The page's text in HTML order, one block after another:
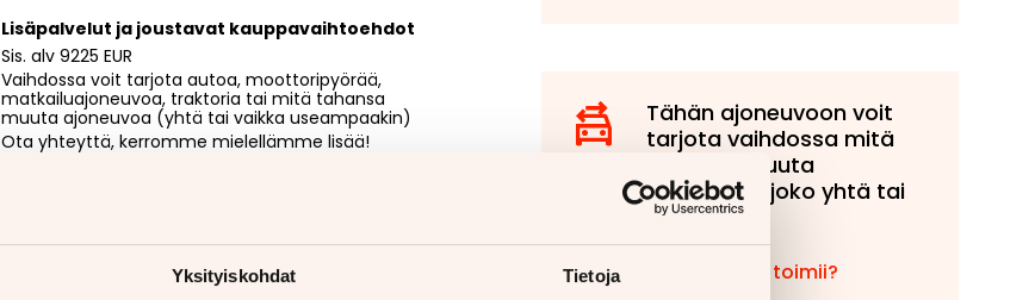
Yksityiskohdat Tietoja
Lisäpalvelut ja joustavat kauppavaihtoehdot
Sis. alv 9225 EUR
Vaihdossa voit tarjota autoa, moottoripyörää,
matkailuajoneuvoa, traktoria tai mitä tahansa
muuta ajoneuvoa (yhtä tai vaikka useampaakin)
Ota yhteyttä, kerromme mielellämme lisää!
Tähän ajoneuvoon voit
tarjota vaihdossa mitä
tahansa muuta
ajoneuvoa, joko yhtä tai
useampaa!
Miten vaihto toimii?